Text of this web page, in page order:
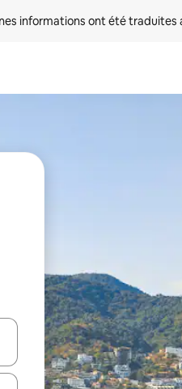
informations ont été
vers le haut et vers le bas pour